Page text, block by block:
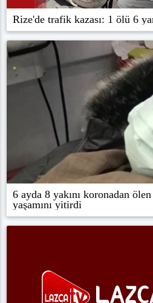
Rize'de trafik kazası: 1 ölü 6
6 ayda 8 yakını koronadan
yaşamını yitirdi